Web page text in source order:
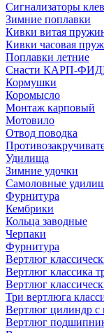
Сигнализаторы
Зимние поплавки
Кивки витая
Кивки часовая
Поплавки летние
Снасти КАРП-
Кормушки
Коромысло
Монтаж карповый
Мотовило
Отвод поводка
Удилища
Зимние удочки
Самоловные
Фурнитура
Кембрики
Кольца заводные
Черпаки
Фурнитура
Вертлюг
Вертлюг классика
Вертлюг
Три вертлюга
Вертлюг цилиндр с
Вертлюг